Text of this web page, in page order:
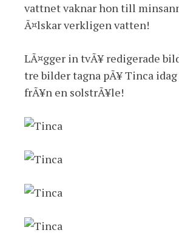
vattnet vaknar hon till
Ã¤lskar verkligen vatten!
LÃ¤gger in tvÃ¥ redigerade
tre bilder tagna pÃ¥ Tinca
frÃ¥n en solstrÃ¥le!